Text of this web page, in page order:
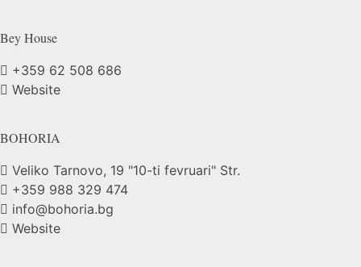
BeyHouse
+359 62 508 686
Website
BOHORIA
Veliko Tarnovo, 19 "10-ti fevruari" Str.
+359 988 329 474
info@bohoria.bg
Website